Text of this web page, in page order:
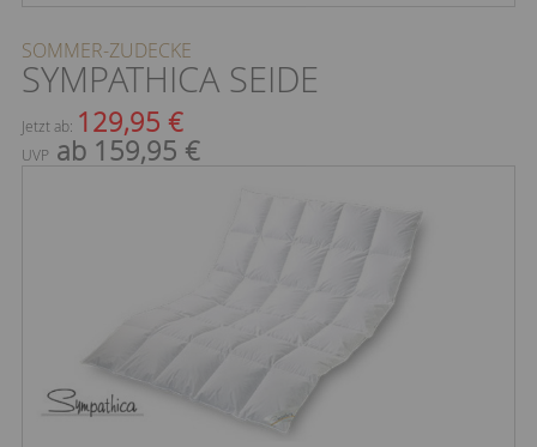
SOMMER-ZUDECKE
SYMPATHICA SEIDE
Jetzt ab: 129,95 €
UVP ab 159,95 €